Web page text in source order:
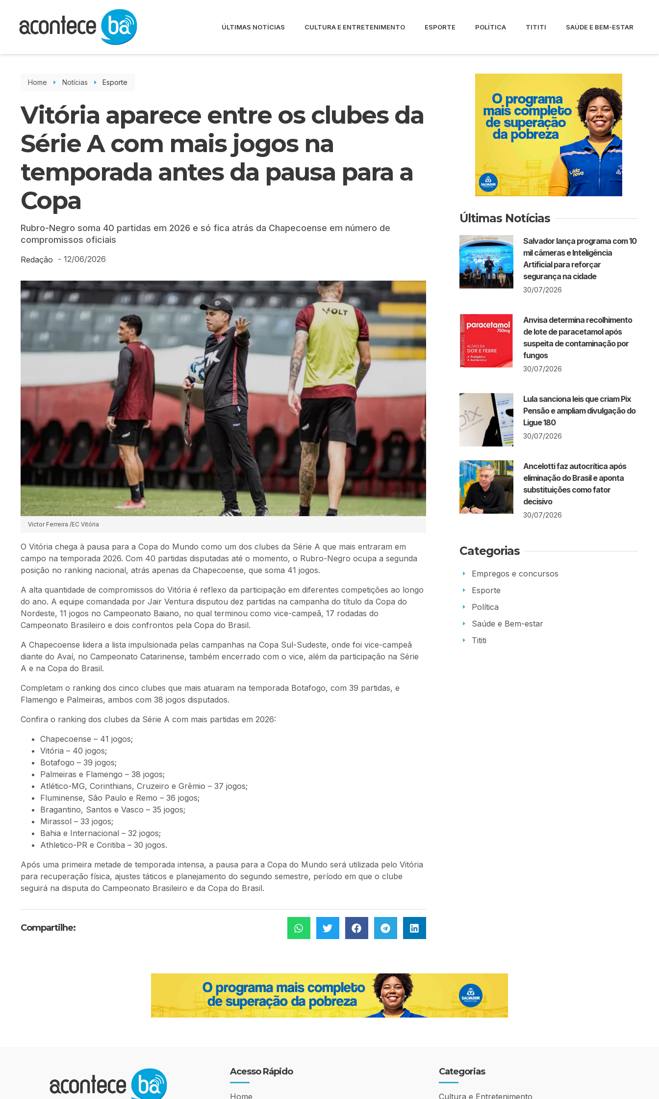
ÚLTIMAS NOTÍCIAS CULTURA E ENTRETENIMENTO ESPORTE POLÍTICA TITITI SAÚDE E BEM-ESTAR
Home Notícias Esporte
Vitória aparece entre os clubes da
Série A com mais jogos na
temporada antes da pausa para a
Copa
Rubro-Negro soma 40 partidas em 2026 e só fica atrás da Chapecoense em número de
compromissos oficiais
Redação - 12/06/2026
Victor Ferreira /EC Vitória
O Vitória chega à pausa para a Copa do Mundo como um dos clubes da Série A que mais entraram em
campo na temporada 2026. Com 40 partidas disputadas até o momento, o Rubro-Negro ocupa a segunda
posição no ranking nacional, atrás apenas da Chapecoense, que soma 41 jogos.
A alta quantidade de compromissos do Vitória é reflexo da participação em diferentes competições ao longo
do ano. A equipe comandada por Jair Ventura disputou dez partidas na campanha do título da Copa do
Nordeste, 11 jogos no Campeonato Baiano, no qual terminou como vice-campeã, 17 rodadas do
Campeonato Brasileiro e dois confrontos pela Copa do Brasil.
A Chapecoense lidera a lista impulsionada pelas campanhas na Copa Sul-Sudeste, onde foi vice-campeã
diante do Avaí, no Campeonato Catarinense, também encerrado com o vice, além da participação na Série
A e na Copa do Brasil.
Completam o ranking dos cinco clubes que mais atuaram na temporada Botafogo, com 39 partidas, e
Flamengo e Palmeiras, ambos com 38 jogos disputados.
Confira o ranking dos clubes da Série A com mais partidas em 2026:
Chapecoense – 41 jogos;
Vitória – 40 jogos;
Botafogo – 39 jogos;
Palmeiras e Flamengo – 38 jogos;
Atlético-MG, Corinthians, Cruzeiro e Grêmio – 37 jogos;
Fluminense, São Paulo e Remo – 36 jogos;
Bragantino, Santos e Vasco – 35 jogos;
Mirassol – 33 jogos;
Bahia e Internacional – 32 jogos;
Athletico-PR e Coritiba – 30 jogos.
Após uma primeira metade de temporada intensa, a pausa para a Copa do Mundo será utilizada pelo Vitória
para recuperação física, ajustes táticos e planejamento do segundo semestre, período em que o clube
seguirá na disputa do Campeonato Brasileiro e da Copa do Brasil.
Compartilhe:
Últimas Notícias
Salvador lança programa com 10
mil câmeras e Inteligência
Artificial para reforçar
segurança na cidade
30/07/2026
Anvisa determina recolhimento
de lote de paracetamol após
suspeita de contaminação por
fungos
30/07/2026
Lula sanciona leis que criam Pix
Pensão e ampliam divulgação do
Ligue 180
30/07/2026
Ancelotti faz autocrítica após
eliminação do Brasil e aponta
substituições como fator
decisivo
30/07/2026
Categorias
Empregos e concursos
Esporte
Política
Saúde e Bem-estar
Tititi
Acesso Rápido
Home
Categorias
Cultura e Entretenimento